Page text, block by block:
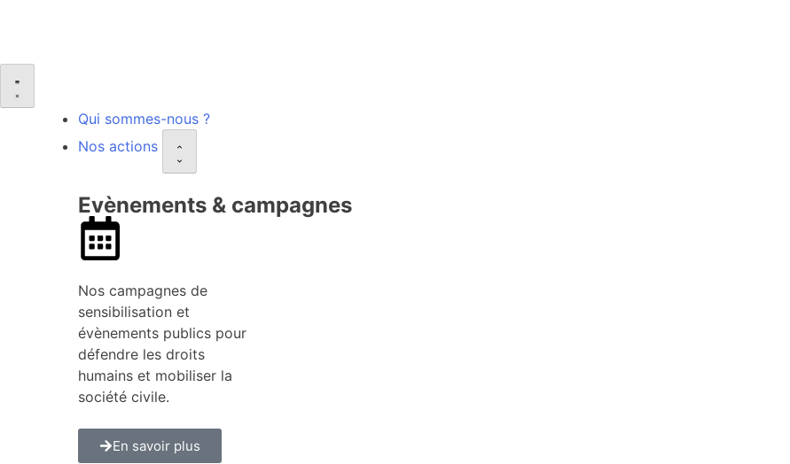
Qui sommes-nous ?
Nos actions
Evènements & campagnes
Nos campagnes de
sensibilisation et
évènements publics pour
défendre les droits
humains et mobiliser la
société civile.
En savoir plus